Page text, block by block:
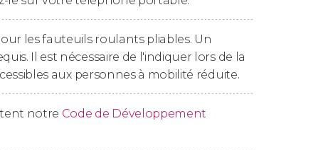
les options suivantes :
une option basique qui ne comprend
les fauteuils roulants pliables. Un
Il est nécessaire de l'indiquer lors de la
aux personnes à mobilité réduite.
notre Code de Développement